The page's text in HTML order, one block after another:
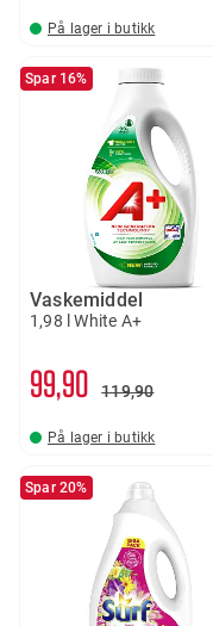
På lager i butikk
Spar 16%
Vaskemiddel
1,98 l White A+
99 90 119 90
På lager i butikk
Spar 20%